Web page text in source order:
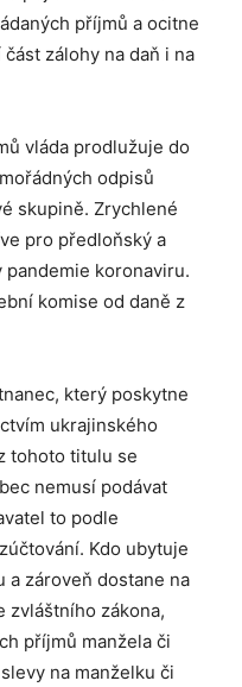
příjmů a ocitne
zálohy na daň i na
vláda prodlužuje do
odpisů
skupině. Zrychlené
pro předloňský a
pandemie koronaviru.
komise od daně z
který poskytne
ukrajinského
tohoto titulu se
nemusí podávat
to podle
Kdo ubytuje
a zároveň dostane na
zvláštního zákona,
příjmů manžela či
na manželku či